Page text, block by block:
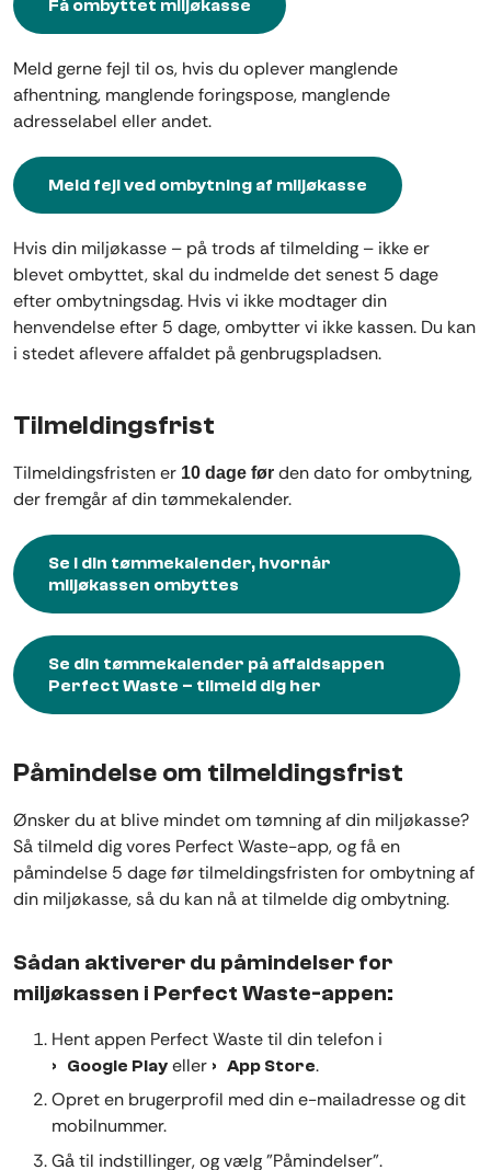
Få ombyttet miljøkasse
Meld gerne fejl til os, hvis du oplever manglende
afhentning, manglende foringspose, manglende
adresselabel eller andet.
Meld fejl ved ombytning af miljøkasse
Hvis din miljøkasse – på trods af tilmelding – ikke er
blevet ombyttet, skal du indmelde det senest 5 dage
efter ombytningsdag. Hvis vi ikke modtager din
henvendelse efter 5 dage, ombytter vi ikke kassen. Du kan
i stedet aflevere affaldet på genbrugspladsen.
Tilmeldingsfrist
Tilmeldingsfristen er 10 dage før den dato for ombytning,
der fremgår af din tømmekalender.
Se i din tømmekalender, hvornår
miljøkassen ombyttes
Se din tømmekalender på affaldsappen
Perfect Waste – tilmeld dig her
Påmindelse om tilmeldingsfrist
Ønsker du at blive mindet om tømning af din miljøkasse?
Så tilmeld dig vores Perfect Waste-app, og få en
påmindelse 5 dage før tilmeldingsfristen for ombytning af
din miljøkasse, så du kan nå at tilmelde dig ombytning.
Sådan aktiverer du påmindelser for
miljøkassen i Perfect Waste-appen:
Hent appen Perfect Waste til din telefon i
Google Play eller App Store.
Opret en brugerprofil med din e-mailadresse og dit
mobilnummer.
Gå til indstillinger, og vælg "Påmindelser".